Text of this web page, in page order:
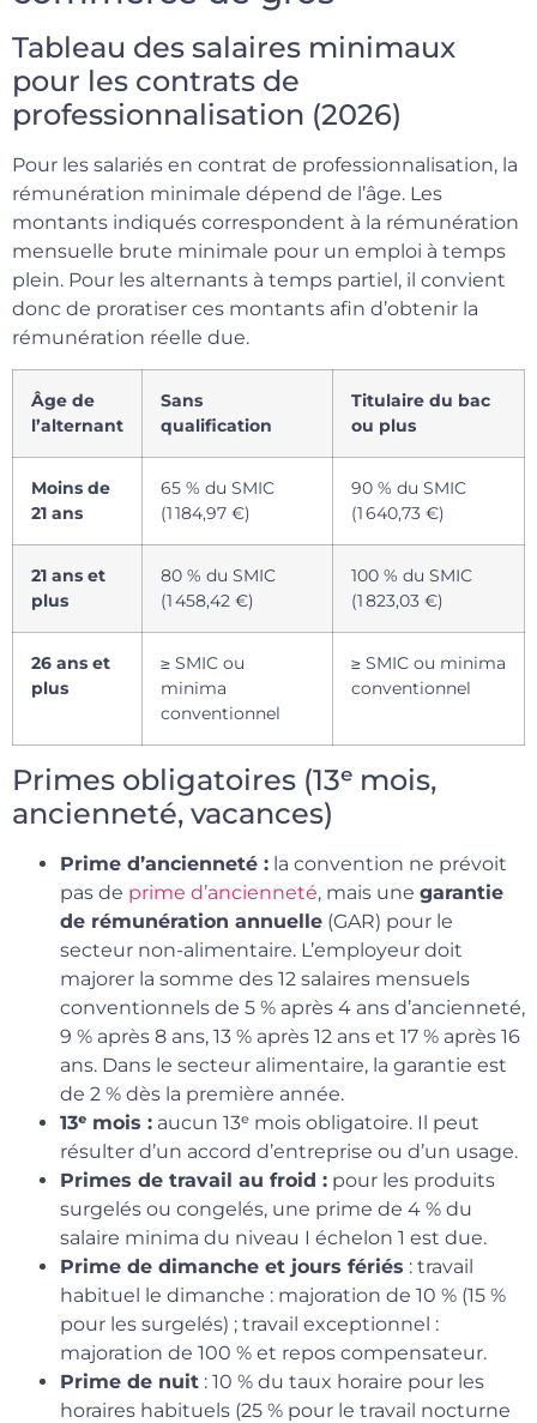
Tableau des salaires minimaux
pour les contrats de
professionnalisation (2026)
Pour les salariés en contrat de professionnalisation, la
rémunération minimale dépend de l’âge. Les
montants indiqués correspondent à la rémunération
mensuelle brute minimale pour un emploi à temps
plein. Pour les alternants à temps partiel, il convient
donc de proratiser ces montants afin d’obtenir la
rémunération réelle due.
Âge de
l’alternant
Sans
qualification
Titulaire du bac
ou plus
Moins de
21 ans
65 % du SMIC
(1 184,97 €)
90 % du SMIC
(1 640,73 €)
21 ans et
plus
80 % du SMIC
(1 458,42 €)
100 % du SMIC
(1 823,03 €)
26 ans et
plus
≥ SMIC ou
minima
conventionnel
≥ SMIC ou minima
conventionnel
Primes obligatoires (13ᵉ mois,
ancienneté, vacances)
Prime d’ancienneté : la convention ne prévoit
pas de prime d’ancienneté, mais une garantie
de rémunération annuelle (GAR) pour le
secteur non-alimentaire. L’employeur doit
majorer la somme des 12 salaires mensuels
conventionnels de 5 % après 4 ans d’ancienneté,
9 % après 8 ans, 13 % après 12 ans et 17 % après 16
ans. Dans le secteur alimentaire, la garantie est
de 2 % dès la première année.
13ᵉ mois : aucun 13ᵉ mois obligatoire. Il peut
résulter d’un accord d’entreprise ou d’un usage.
Primes de travail au froid : pour les produits
surgelés ou congelés, une prime de 4 % du
salaire minima du niveau I échelon 1 est due.
Prime de dimanche et jours fériés : travail
habituel le dimanche : majoration de 10 % (15 %
pour les surgelés) ; travail exceptionnel :
majoration de 100 % et repos compensateur.
Prime de nuit : 10 % du taux horaire pour les
horaires habituels (25 % pour le travail nocturne